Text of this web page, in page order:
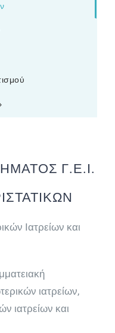
Γ.Ε.Ι.
Ιατρείων και
ιατρείων,
ιατρείων και